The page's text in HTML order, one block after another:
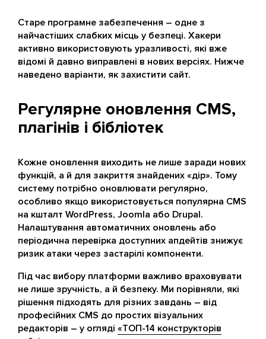
Старе програмне забезпечення – одне з
найчастіших слабких місць у безпеці. Хакери
активно використовують уразливості, які вже
відомі й давно виправлені в нових версіях. Нижче
наведено варіанти, як захистити сайт.
Регулярне оновлення CMS,
плагінів і бібліотек
Кожне оновлення виходить не лише заради нових
функцій, а й для закриття знайдених «дір». Тому
систему потрібно оновлювати регулярно,
особливо якщо використовується популярна CMS
на кшталт WordPress, Joomla або Drupal.
Налаштування автоматичних оновлень або
періодична перевірка доступних апдейтів знижує
ризик атаки через застарілі компоненти.
Під час вибору платформи важливо враховувати
не лише зручність, а й безпеку. Ми порівняли, які
рішення підходять для різних завдань – від
професійних CMS до простих візуальних
редакторів – у огляді «ТОП-14 конструкторів